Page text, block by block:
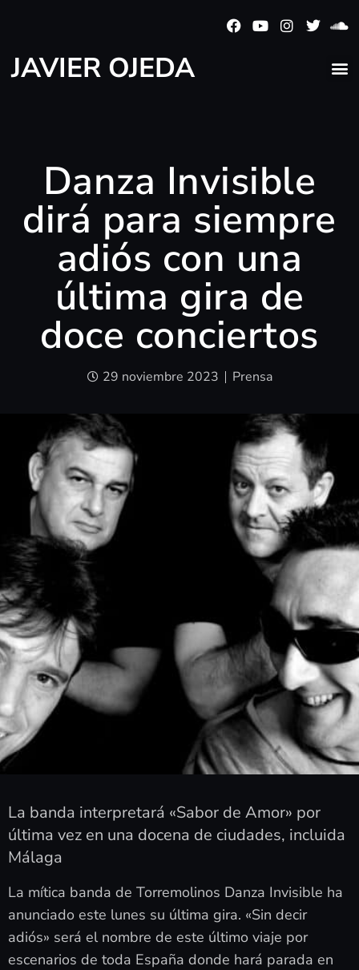
JAVIER OJEDA
Danza Invisible
dirá para siempre
adiós con una
última gira de
doce conciertos
29 noviembre 2023 Prensa
La banda interpretará «Sabor de Amor» por
última vez en una docena de ciudades, incluida
Málaga
La mítica banda de Torremolinos Danza Invisible ha
anunciado este lunes su última gira. «Sin decir
adiós» será el nombre de este último viaje por
escenarios de toda España donde hará parada en